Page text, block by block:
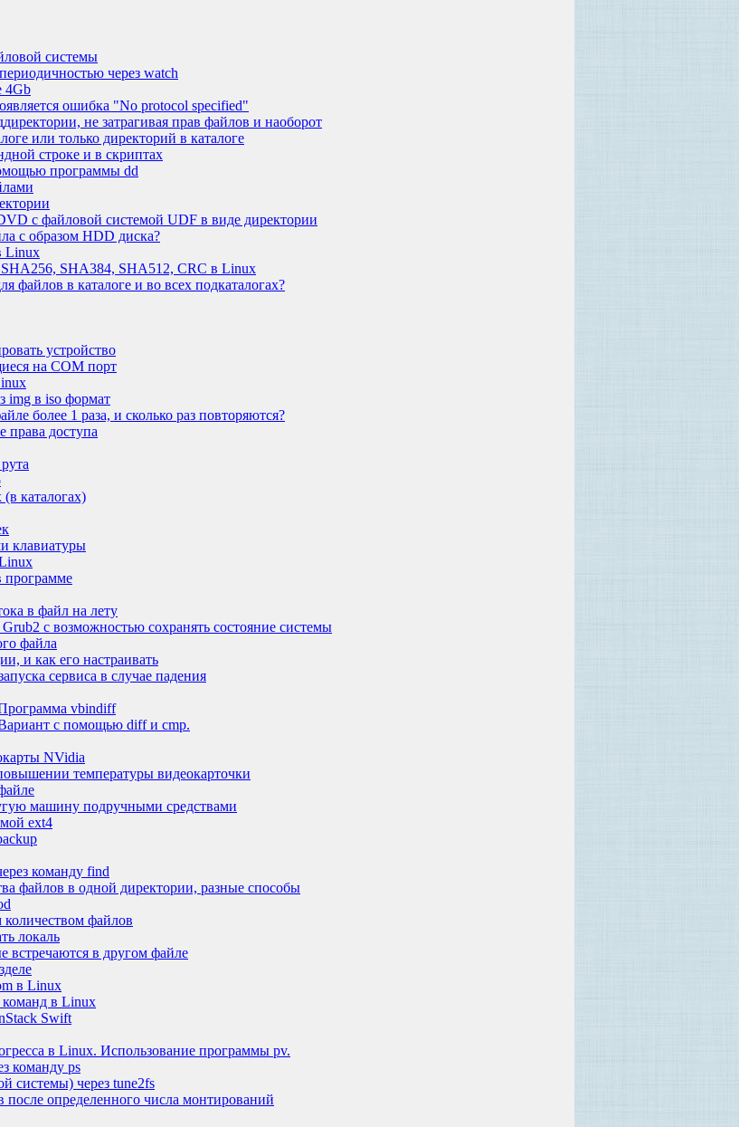
системы
через watch
4Gb
ошибка "No protocol specified"
не затрагивая прав файлов и наоборот
или только директорий в каталоге
строке и в скриптах
программы dd
с файловой системой UDF в виде директории
с образом HDD диска?
Linux
SHA384, SHA512, CRC в Linux
файлов в каталоге и во всех подкаталогах?
устройство
на COM порт
img в iso формат
более 1 раза, и сколько раз повторяются?
права доступа
каталогах)
клавиатуры
программе
в файл на лету
с возможностью сохранять состояние системы
файла
и как его настраивать
сервиса в случае падения
vbindiff
с помощью diff и cmp.
NVidia
температуры видеокарточки
машину подручными средствами
ext4
команду find
файлов в одной директории, разные способы
файлов
локаль
встречаются в другом файле
в Linux
в Linux
Swift
в Linux. Использование программы pv.
команду ps
системы) через tune2fs
определенного числа монтирований